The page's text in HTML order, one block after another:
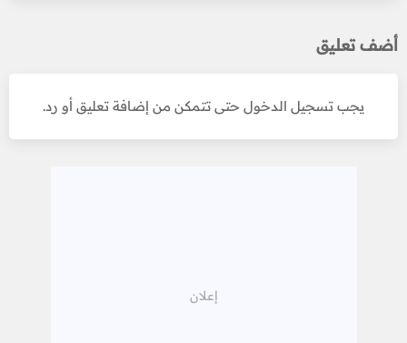
أضف تعليق
يجب تسجيل الدخول حتى تتمكن من إضافة تعليق أو رد.